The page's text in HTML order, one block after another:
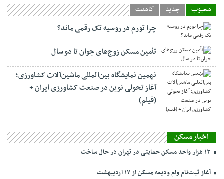
محبوب جدید کامنت
چرا تورم در روسیه تک رقمی ماند؟
تأمین مسکن زوج‌های جوان تا دو سال
نهمین نمایشگاه بین‌المللی ماشین‌آلات کشاورزی؛
آغاز تحولی نوین در صنعت کشاورزی ایران +
(فیلم)
اخبار مسکن
آغاز ثبت‌نام وام ودیعه مسکن از ۱۷ اردیبهشت